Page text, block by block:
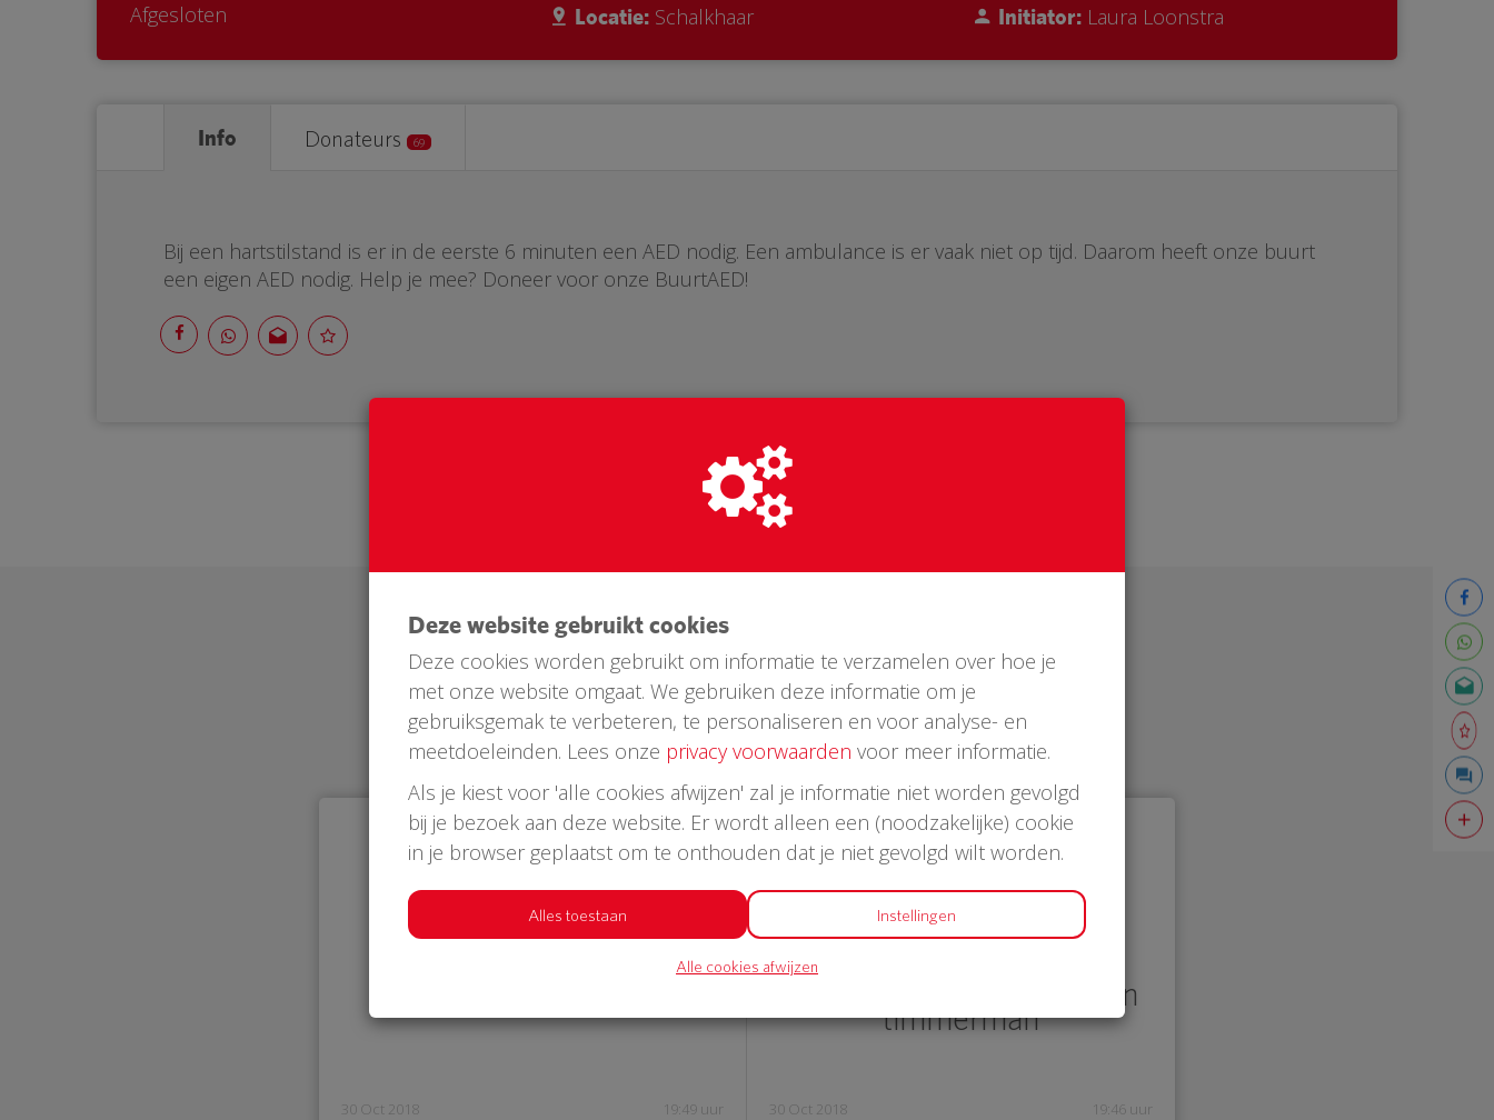
Afgesloten Locatie: Schalkhaar Initiator: Laura Loonstra
Info Donateurs 69
Bij een hartstilstand is er in de eerste 6 minuten een AED nodig. Een ambulance is er vaak niet op tijd. Daarom heeft onze buurt
een eigen AED nodig. Help je mee? Doneer voor onze BuurtAED!
Laatste donaties
€ 24
30 Oct 2018 19:49 uur
€ 100
Erik kers meubelmaker en
timmerman
30 Oct 2018 19:46 uur
Deze website gebruikt cookies
Deze cookies worden gebruikt om informatie te verzamelen over hoe je
met onze website omgaat. We gebruiken deze informatie om je
gebruiksgemak te verbeteren, te personaliseren en voor analyse- en
meetdoeleinden. Lees onze privacy voorwaarden voor meer informatie.
Als je kiest voor 'alle cookies afwijzen' zal je informatie niet worden gevolgd
bij je bezoek aan deze website. Er wordt alleen een (noodzakelijke) cookie
in je browser geplaatst om te onthouden dat je niet gevolgd wilt worden.
Alles toestaan Instellingen
Alle cookies afwijzen